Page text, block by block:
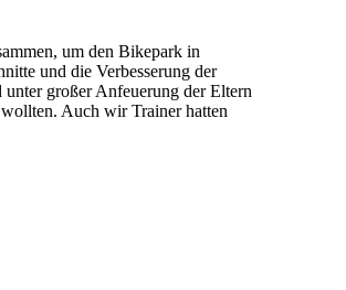
um den Bikepark in
und die Verbesserung der
großer Anfeuerung der Eltern
Auch wir Trainer hatten